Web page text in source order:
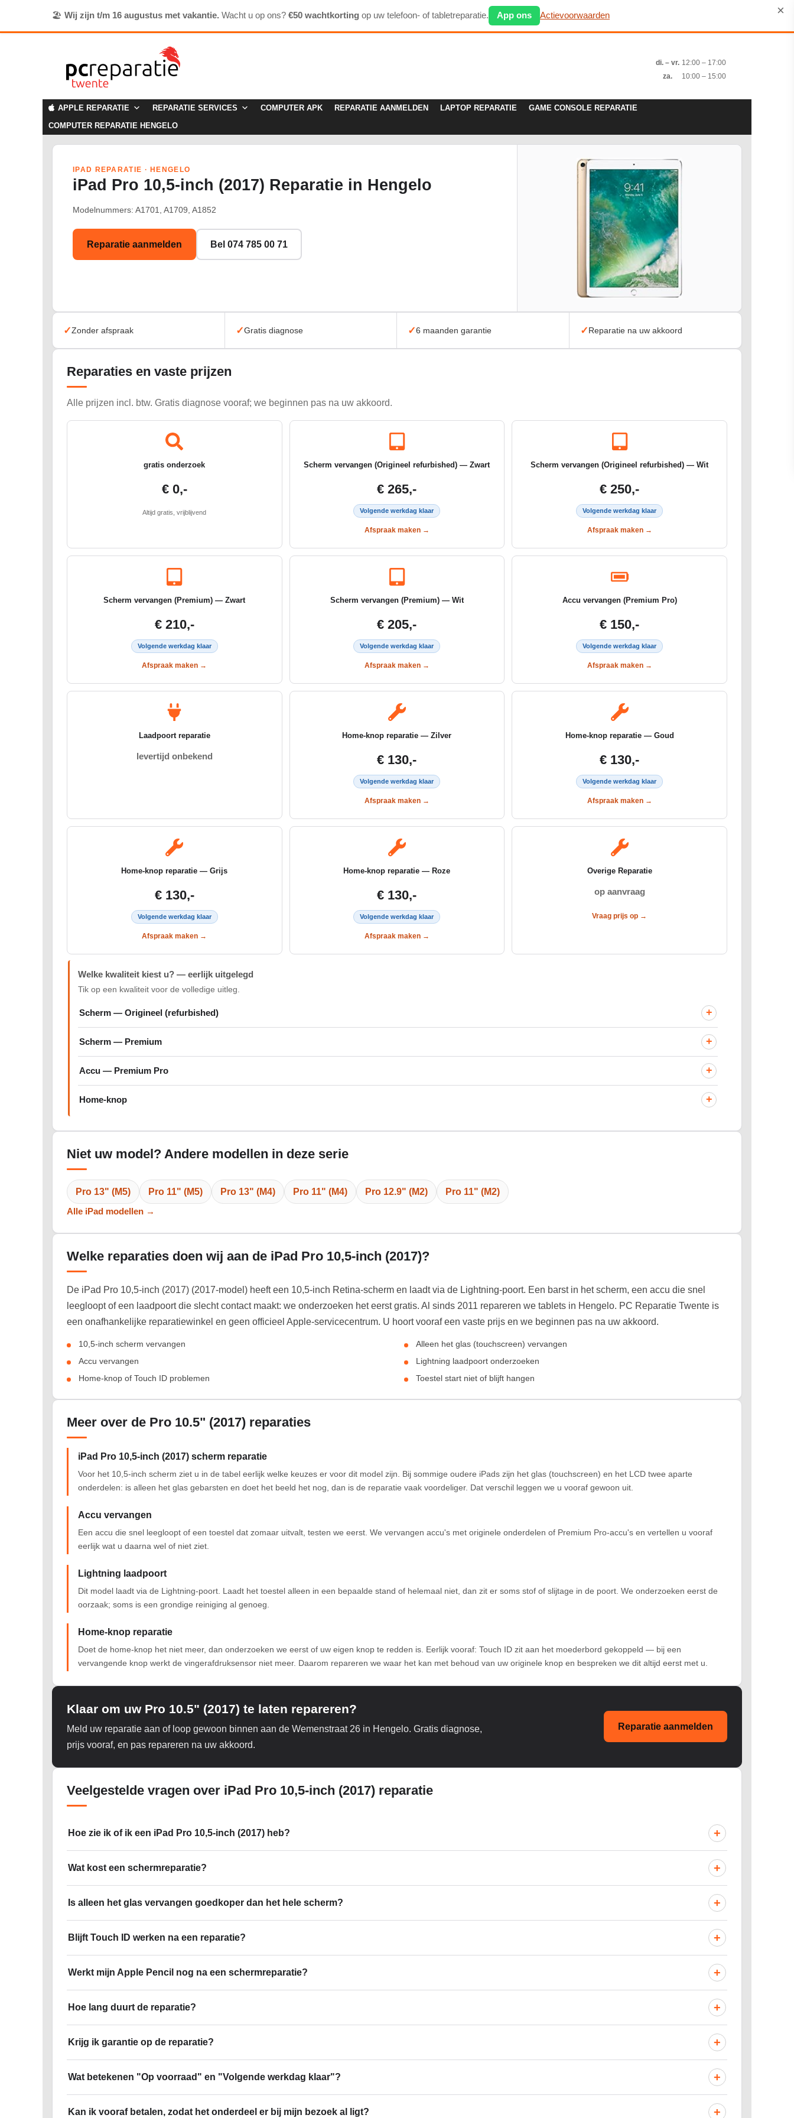
🏖️ Wij zijn t/m 16 augustus met vakantie. Wacht u op ons? €50 wachtkorting op uw telefoon- of tabletreparatie. App ons Actievoorwaarden ×
di. – vr. 12:00 – 17:00
za.
10:00 – 15:00
APPLE REPARATIE REPARATIE SERVICES COMPUTER APK REPARATIE AANMELDEN LAPTOP REPARATIE
GAME CONSOLE REPARATIE
COMPUTER REPARATIE HENGELO
IPAD REPARATIE · HENGELO
iPad Pro 10,5-inch (2017) Reparatie in Hengelo
Modelnummers: A1701, A1709, A1852
Reparatie aanmelden Bel 074 785 00 71
✓Zonder afspraak ✓Gratis diagnose ✓6 maanden garantie ✓Reparatie na uw akkoord
Reparaties en vaste prijzen
Alle prijzen incl. btw. Gratis diagnose vooraf; we beginnen pas na uw akkoord.
gratis onderzoek
€ 0,-
Altijd gratis, vrijblijvend
Scherm vervangen (Origineel refurbished) — Zwart
€ 265,-
Volgende werkdag klaar
Afspraak maken →
Scherm vervangen (Origineel refurbished) — Wit
€ 250,-
Volgende werkdag klaar
Afspraak maken →
Scherm vervangen (Premium) — Zwart
€ 210,-
Volgende werkdag klaar
Afspraak maken →
Scherm vervangen (Premium) — Wit
€ 205,-
Volgende werkdag klaar
Afspraak maken →
Accu vervangen (Premium Pro)
€ 150,-
Volgende werkdag klaar
Afspraak maken →
Laadpoort reparatie
levertijd onbekend
Home-knop reparatie — Zilver
€ 130,-
Volgende werkdag klaar
Afspraak maken →
Home-knop reparatie — Goud
€ 130,-
Volgende werkdag klaar
Afspraak maken →
Home-knop reparatie — Grijs
€ 130,-
Volgende werkdag klaar
Afspraak maken →
Home-knop reparatie — Roze
€ 130,-
Volgende werkdag klaar
Afspraak maken →
Overige Reparatie
op aanvraag
Vraag prijs op →
Welke kwaliteit kiest u? — eerlijk uitgelegd
Tik op een kwaliteit voor de volledige uitleg.
Scherm — Origineel (refurbished) +
Scherm — Premium +
Accu — Premium Pro +
Home-knop +
Niet uw model? Andere modellen in deze serie
Pro 13" (M5) Pro 11" (M5) Pro 13" (M4) Pro 11" (M4) Pro 12.9" (M2)
Pro 11" (M2)
Alle iPad modellen →
Welke reparaties doen wij aan de iPad Pro 10,5-inch (2017)?
De iPad Pro 10,5-inch (2017) (2017-model) heeft een 10,5-inch Retina-scherm en laadt via de Lightning-poort. Een barst in het scherm, een accu die snel
leegloopt of een laadpoort die slecht contact maakt: we onderzoeken het eerst gratis. Al sinds 2011 repareren we tablets in Hengelo. PC Reparatie Twente is
een onafhankelijke reparatiewinkel en geen officieel Apple-servicecentrum. U hoort vooraf een vaste prijs en we beginnen pas na uw akkoord.
10,5-inch scherm vervangen
Alleen het glas (touchscreen) vervangen
Accu vervangen
Lightning laadpoort onderzoeken
Home-knop of Touch ID problemen
Toestel start niet of blijft hangen
Meer over de Pro 10.5" (2017) reparaties
iPad Pro 10,5-inch (2017) scherm reparatie
Voor het 10,5-inch scherm ziet u in de tabel eerlijk welke keuzes er voor dit model zijn. Bij sommige oudere iPads zijn het glas (touchscreen) en het LCD twee aparte
onderdelen: is alleen het glas gebarsten en doet het beeld het nog, dan is de reparatie vaak voordeliger. Dat verschil leggen we u vooraf gewoon uit.
Accu vervangen
Een accu die snel leegloopt of een toestel dat zomaar uitvalt, testen we eerst. We vervangen accu's met originele onderdelen of Premium Pro-accu's en vertellen u vooraf
eerlijk wat u daarna wel of niet ziet.
Lightning laadpoort
Dit model laadt via de Lightning-poort. Laadt het toestel alleen in een bepaalde stand of helemaal niet, dan zit er soms stof of slijtage in de poort. We onderzoeken eerst de
oorzaak; soms is een grondige reiniging al genoeg.
Home-knop reparatie
Doet de home-knop het niet meer, dan onderzoeken we eerst of uw eigen knop te redden is. Eerlijk vooraf: Touch ID zit aan het moederbord gekoppeld — bij een
vervangende knop werkt de vingerafdruksensor niet meer. Daarom repareren we waar het kan met behoud van uw originele knop en bespreken we dit altijd eerst met u.
Klaar om uw Pro 10.5" (2017) te laten repareren?
Meld uw reparatie aan of loop gewoon binnen aan de Wemenstraat 26 in Hengelo. Gratis diagnose,
prijs vooraf, en pas repareren na uw akkoord.
Reparatie aanmelden
Veelgestelde vragen over iPad Pro 10,5-inch (2017) reparatie
Hoe zie ik of ik een iPad Pro 10,5-inch (2017) heb? +
Wat kost een schermreparatie? +
Is alleen het glas vervangen goedkoper dan het hele scherm? +
Blijft Touch ID werken na een reparatie? +
Werkt mijn Apple Pencil nog na een schermreparatie? +
Hoe lang duurt de reparatie? +
Krijg ik garantie op de reparatie? +
Wat betekenen "Op voorraad" en "Volgende werkdag klaar"? +
Kan ik vooraf betalen, zodat het onderdeel er bij mijn bezoek al ligt? +